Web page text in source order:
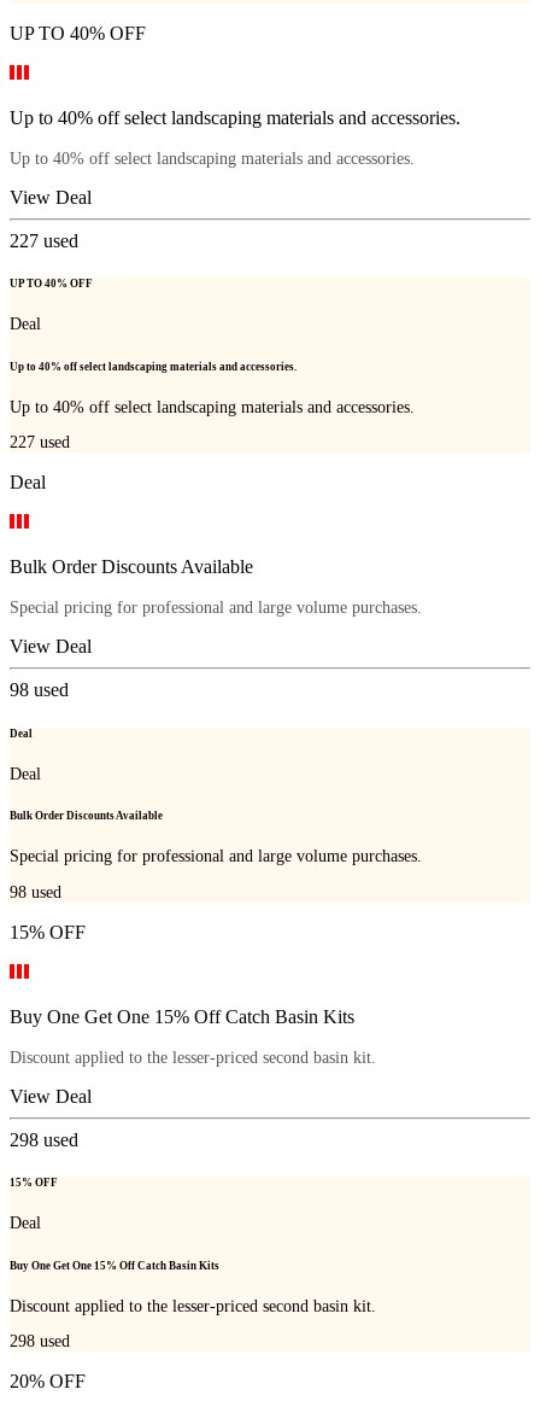
UP TO 40% OFF
Up to 40% off select landscaping materials and accessories.
Up to 40% off select landscaping materials and accessories.
View Deal
227 used
UP TO 40% OFF
Deal
Up to 40% off select landscaping materials and accessories.
Up to 40% off select landscaping materials and accessories.
227 used
Deal
Bulk Order Discounts Available
Special pricing for professional and large volume purchases.
View Deal
98 used
Deal
Deal
Bulk Order Discounts Available
Special pricing for professional and large volume purchases.
98 used
15% OFF
Buy One Get One 15% Off Catch Basin Kits
Discount applied to the lesser-priced second basin kit.
View Deal
298 used
15% OFF
Deal
Buy One Get One 15% Off Catch Basin Kits
Discount applied to the lesser-priced second basin kit.
298 used
20% OFF